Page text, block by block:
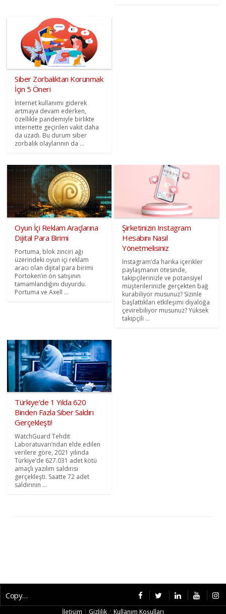
Siber Zorbalıktan Korunmak
İçin 5 Öneri
İnternet kullanımı giderek
artmaya devam ederken,
özellikle pandemiyle birlikte
internette geçirilen vakit daha
da uzadı. Bu durum siber
zorbalık olaylarının da ...
Oyun İçi Reklam Araçlarına
Dijital Para Birimi
Portuma, blok zinciri ağı
üzerindeki oyun içi reklam
aracı olan dijital para birimi
Portoken’ın ön satışının
tamamlandığını duyurdu.
Portuma ve Axell ...
Şirketinizin Instagram
Hesabını Nasıl
Yönetmelisiniz
Instagram’da harika içerikler
paylaşmanın ötesinde,
takipçilerinizle ve potansiyel
müşterilerinizle gerçekten bağ
kurabiliyor musunuz? Sizinle
başlattıkları etkileşimi diyaloğa
çevirebiliyor musunuz? Yüksek
takipçili ...
Türkiye’de 1 Yılda 620
Binden Fazla Siber Saldırı
Gerçekleşti!
WatchGuard Tehdit
Laboratuvarı’ndan elde edilen
verilere göre, 2021 yılında
Türkiye’de 627.031 adet kötü
amaçlı yazılım saldırısı
gerçekleşti. Saatte 72 adet
saldırının ...
Copyright © 2026 CybermagOnline
İletişim | Gizlilik | Kullanım Koşulları